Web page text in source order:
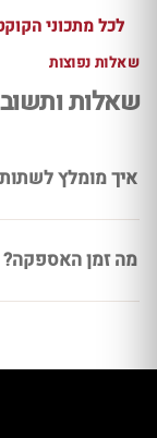
לכל מתכוני
שאלות נפוצות
שאלות
איך מומלץ
מה זמן האספקה?